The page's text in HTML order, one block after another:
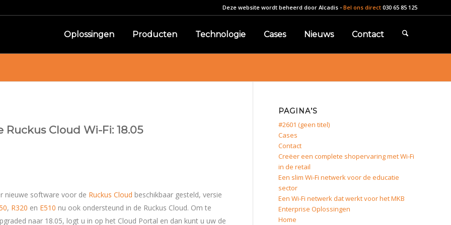
Deze website wordt beheerd door Alcadis - Bel ons direct 030 65 85 125
Oplossingen Producten Technologie Cases Nieuws Contact
Cloud Wi-Fi: 18.05
nieuwe software voor de Ruckus Cloud beschikbaar gesteld, versie
, R320 en E510 nu ook ondersteund in de Ruckus Cloud. Om te
naar 18.05, logt u in op het Cloud Portal en dan kunt u uw de
PAGINA’S
#2601 (geen titel)
Cases
Contact
Creëer een complete shopervaring met Wi-Fi
in de retail
Een slim Wi-Fi netwerk voor de educatie
sector
Een Wi-Fi netwerk dat werkt voor het MKB
Enterprise Oplossingen
Home